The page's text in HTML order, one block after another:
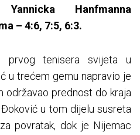
Hanfmanna
– 4:6, 7:5, 6:3.
prvog tenisera svijeta u
u trećem gemu napravio je
održavao prednost do kraja
u tom dijelu susreta
povratak, dok je Nijemac